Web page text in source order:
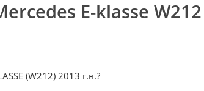
E-klasse W212
(W212) 2013 г.в.?